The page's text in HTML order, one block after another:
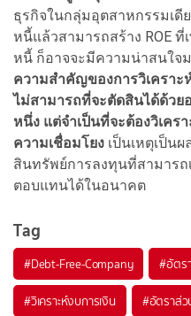
ธุรกิจในกลุ่มอุตสาหกรรมเ
หนี้แล้วสามารถสร้าง ROE
หนี้ ก็อาจจะมีความน่าสนใจ
ความสำคัญของการวิเคราะ
ไม่สามารถที่จะตัดสินได้ด้วย
หนึ่ง แต่จำเป็นที่จะต้องวิเค
ความเชื่อมโยง เป็นเหตุเป็น
สินทรัพย์การลงทุนที่สามารถ
ตอบแทนได้ในอนาคต
Tag
#Debt-Free-Company #อัตร
#วิเคราะห์งบการเงิน #อัตราส่